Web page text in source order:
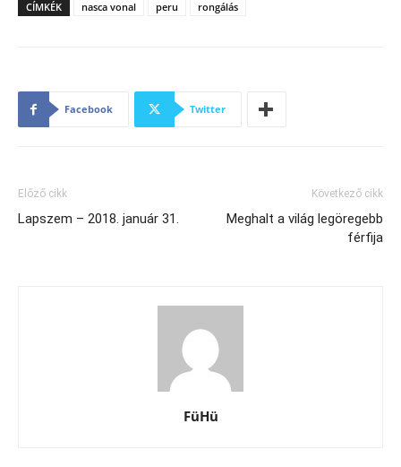
CÍMKÉK nasca vonal peru rongálás
Facebook Twitter
Előző cikk
Lapszem – 2018. január 31.
Következő cikk
Meghalt a világ legöregebb
férfija
FüHü